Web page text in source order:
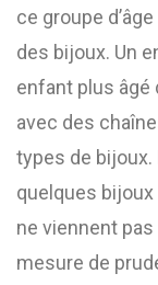
ce groupe
des bijoux. Un
enfant plus âgé
avec des
types de
quelques
ne viennent
mesure de